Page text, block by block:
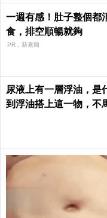
一週有感！肚子整個都
食，排空順暢就夠
PR．新素簡
尿液上有一層浮油，是
到浮油搭上這一物，不